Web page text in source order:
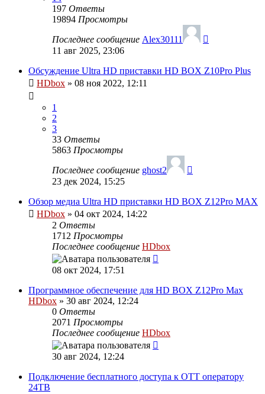
197 Ответы
19894 Просмотры
Последнее сообщение Alex30111
11 авг 2025, 23:06
Обсуждение Ultra HD приставки HD BOX Z10Pro Plus
HDbox » 08 ноя 2022, 12:11
1
2
3
33 Ответы
5863 Просмотры
Последнее сообщение ghost2
23 дек 2024, 15:25
Обзор медиа Ultra HD приставки HD BOX Z12Pro MAX
HDbox » 04 окт 2024, 14:22
2 Ответы
1712 Просмотры
Последнее сообщение HDbox
08 окт 2024, 17:51
Программное обеспечение для HD BOX Z12Pro Max
HDbox » 30 авг 2024, 12:24
0 Ответы
2071 Просмотры
Последнее сообщение HDbox
30 авг 2024, 12:24
Подключение бесплатного доступа к OTT оператору
24ТВ